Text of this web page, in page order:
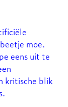
moe.
eens uit te
kritische blik